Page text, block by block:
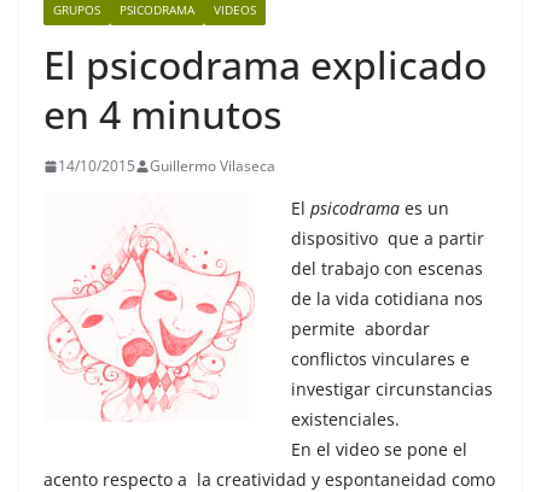
GRUPOS PSICODRAMA VIDEOS
El psicodrama explicado
en 4 minutos
14/10/2015 Guillermo Vilaseca
El psicodrama es un
dispositivo que a partir
del trabajo con escenas
de la vida cotidiana nos
permite abordar
conflictos vinculares e
investigar circunstancias
existenciales.
En el video se pone el
acento respecto a la creatividad y espontaneidad como